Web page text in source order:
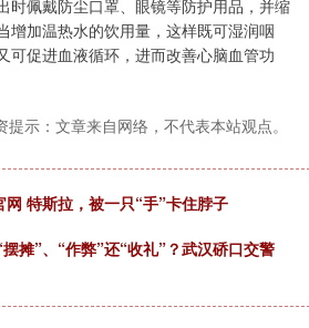
时佩戴防尘口罩、眼镜等防护用品，并缩
增加温热水的饮用量，这样既可湿润咽
可促进血液循环，进而改善心脑血管功
提示：文章来自网络，不代表本站观点。
网 特斯拉，被一只“手”卡住脖子
摊”、“作弊”还“收礼”？武汉硚口交警